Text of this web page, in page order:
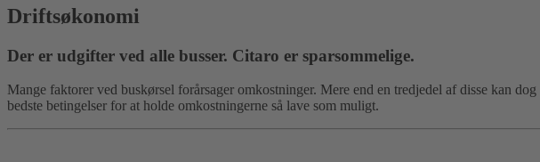
Driftsøkonomi
Der er udgifter ved alle busser. Citaro er sparsommelige.
Mange faktorer ved buskørsel forårsager omkostninger. Mere end en tredjedel af disse kan
bedste betingelser for at holde omkostningerne så lave som muligt.